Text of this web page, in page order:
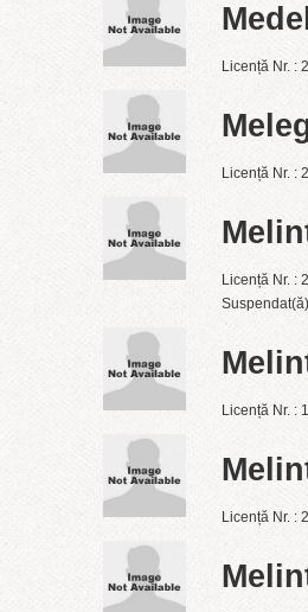
Licență Nr. :
Licență Nr. :
Licență Nr. :
Licență Nr. :
Licență Nr. :